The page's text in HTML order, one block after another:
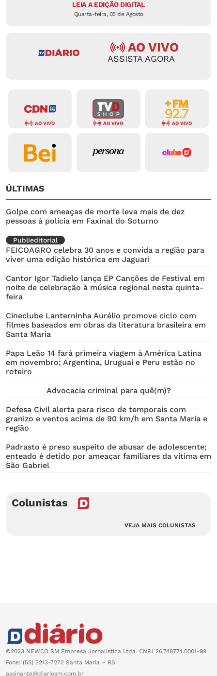
LEIA A EDIÇÃO DIGITAL
Quarta-feira, 05 de Agosto
AO VIVO
ASSISTA AGORA
AO VIVO AO VIVO AO VIVO
ÚLTIMAS
Golpe com ameaças de morte leva mais de dez
pessoas à polícia em Faxinal do Soturno
Publieditorial
FEICOAGRO celebra 30 anos e convida a região para
viver uma edição histórica em Jaguari
Cantor Igor Tadielo lança EP Canções de Festival em
noite de celebração à música regional nesta quinta-
feira
Cineclube Lanterninha Aurélio promove ciclo com
filmes baseados em obras da literatura brasileira em
Santa Maria
Papa Leão 14 fará primeira viagem à América Latina
em novembro; Argentina, Uruguai e Peru estão no
roteiro
Advocacia criminal para quê(m)?
Defesa Civil alerta para risco de temporais com
granizo e ventos acima de 90 km/h em Santa Maria e
região
Padrasto é preso suspeito de abusar de adolescente;
enteado é detido por ameaçar familiares da vítima em
São Gabriel
Colunistas
VEJA MAIS COLUNISTAS
©2023 NEWCO SM Empresa Jornalística Ltda. CNPJ 26.748774.0001-99
Fone: (55) 3213-7272 Santa Maria – RS
assinante@diariosm.com.br